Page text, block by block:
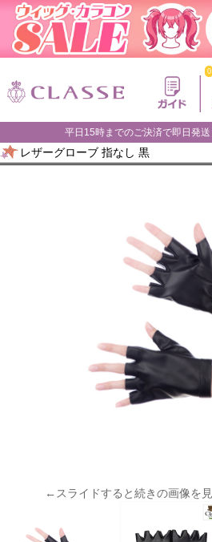
0
平日15時までのご決済で即日発
レザーグローブ 指なし 黒
←スライドすると続きの画像を